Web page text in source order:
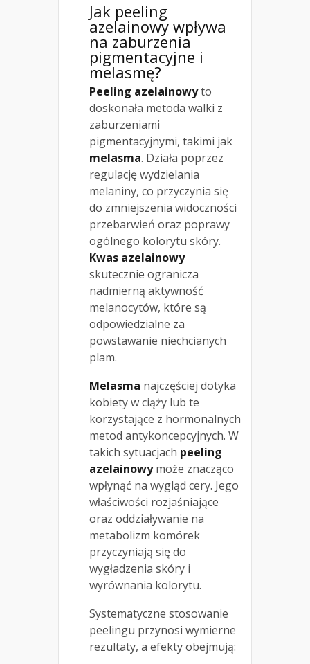
Jak peeling
azelainowy wpływa
na zaburzenia
pigmentacyjne i
melasmę?
Peeling azelainowyto
doskonała metoda walki z
zaburzeniami
pigmentacyjnymi, takimi jak
melasma. Działa poprzez
regulację wydzielania
melaniny, co przyczynia się
do zmniejszenia widoczności
przebarwień oraz poprawy
ogólnego kolorytu skóry.
Kwas azelainowy
skutecznie ogranicza
nadmierną aktywność
melanocytów, które są
odpowiedzialne za
powstawanie niechcianych
plam.
Melasma najczęściej dotyka
kobiety w ciąży lub te
korzystające z hormonalnych
metod antykoncepcyjnych. W
takich sytuacjach peeling
azelainowymoże znacząco
wpłynąć na wygląd cery. Jego
właściwości rozjaśniające
oraz oddziaływanie na
metabolizm komórek
przyczyniają się do
wygładzenia skóry i
wyrównania kolorytu.
Systematyczne stosowanie
peelingu przynosi wymierne
rezultaty, a efekty obejmują: